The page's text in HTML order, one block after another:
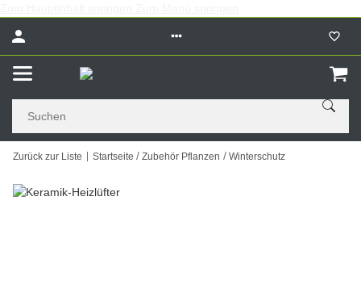
Zurück zur Liste Startseite Zubehör Pflanzen Winterschutz